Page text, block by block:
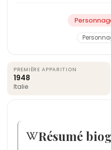
PREMIÈRE APPARITION
1948
Italie
Résumé